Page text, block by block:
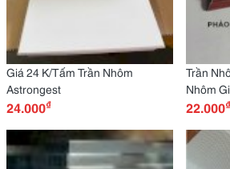
Giá 24 K/Tấm Trần Nhôm
Astrongest
24.000₫
Trần
Nhôm
22.000₫